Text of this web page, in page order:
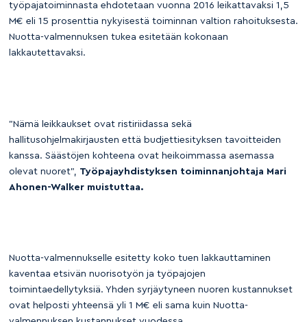
työpajatoiminnasta ehdotetaan vuonna 2016 leikattavaksi 1,5
M€ eli 15 prosenttia nykyisestä toiminnan valtion rahoituksesta.
Nuotta-valmennuksen tukea esitetään kokonaan
lakkautettavaksi.
”Nämä leikkaukset ovat ristiriidassa sekä
hallitusohjelmakirjausten että budjettiesityksen tavoitteiden
kanssa. Säästöjen kohteena ovat heikoimmassa asemassa
olevat nuoret”, Työpajayhdistyksen toiminnanjohtaja Mari
Ahonen-Walker muistuttaa.
Nuotta-valmennukselle esitetty koko tuen lakkauttaminen
kaventaa etsivän nuorisotyön ja työpajojen
toimintaedellytyksiä. Yhden syrjäytyneen nuoren kustannukset
ovat helposti yhteensä yli 1 M€ eli sama kuin Nuotta-